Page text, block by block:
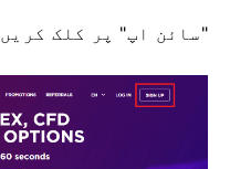
"سائن اپ" پر کلک کریں